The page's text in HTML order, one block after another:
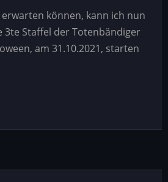
können, kann ich nun
3te Staffel der Totenbändiger
am 31.10.2021, starten